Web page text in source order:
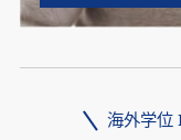
海外学位